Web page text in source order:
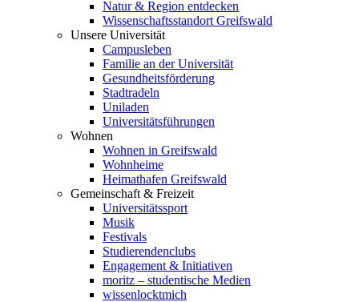
Natur & Region entdecken
Wissenschaftsstandort Greifswald
Unsere Universität
Campusleben
Familie an der Universität
Gesundheitsförderung
Stadtradeln
Uniladen
Universitätsführungen
Wohnen
Wohnen in Greifswald
Wohnheime
Heimathafen Greifswald
Gemeinschaft & Freizeit
Universitätssport
Musik
Festivals
Studierendenclubs
Engagement & Initiativen
moritz – studentische Medien
wissenlocktmich